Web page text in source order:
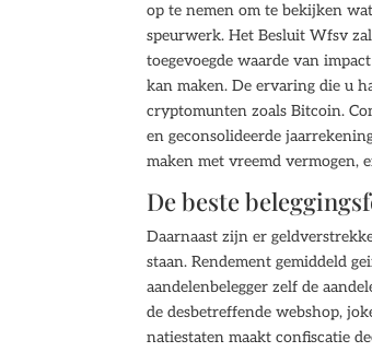
op te nemen om te bekijken
speurwerk. Het Besluit Wfsv
toegevoegde waarde van
kan maken. De ervaring die u
cryptomunten zoals Bitcoin.
en geconsolideerde
maken met vreemd vermogen,
De beste
Daarnaast zijn er
staan. Rendement gemiddeld
aandelenbelegger zelf de
de desbetreffende webshop,
natiestaten maakt confiscatie